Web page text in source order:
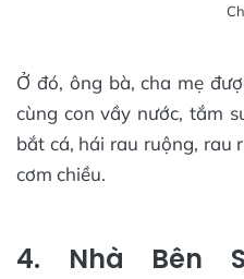
Ở đó, ông bà, cha mẹ
cùng con vầy nước, tắm
bắt cá, hái rau ruộng, rau
cơm chiều.
4. Nhà Bên